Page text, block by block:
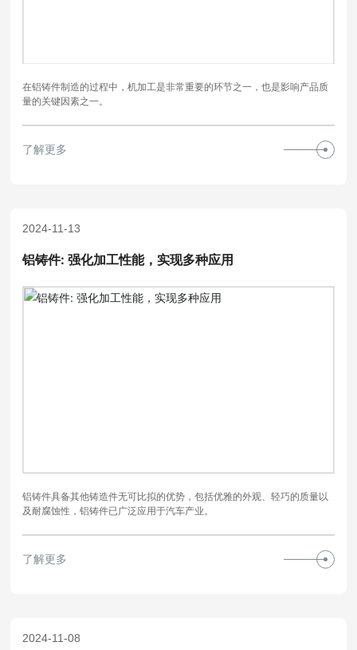
在铝铸件制造的过程中，机加工是非常重要的环节之一，也是影响产品质
量的关键因素之一。
了解更多
2024-11-13
铝铸件: 强化加工性能，实现多种应用
铝铸件具备其他铸造件无可比拟的优势，包括优雅的外观、轻巧的质量以
及耐腐蚀性，铝铸件已广泛应用于汽车产业。
了解更多
2024-11-08